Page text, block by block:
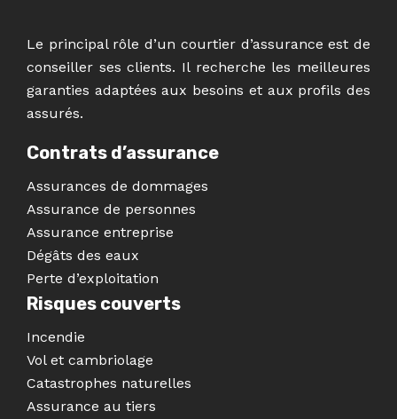
Le principal rôle d’un courtier d’assurance est de
conseiller ses clients. Il recherche les meilleures
garanties adaptées aux besoins et aux profils des
assurés.
Contrats d’assurance
Assurances de dommages
Assurance de personnes
Assurance entreprise
Dégâts des eaux
Perte d’exploitation
Risques couverts
Incendie
Vol et cambriolage
Catastrophes naturelles
Assurance au tiers